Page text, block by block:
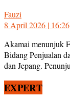
Fauzi
8 April 2026 | 16:26
Akamai menunjuk
Bidang Penjualan
dan Jepang.
EXPERT